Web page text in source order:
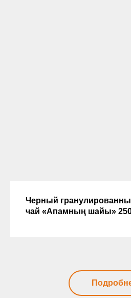
Черный
чай «Апамның шайы»